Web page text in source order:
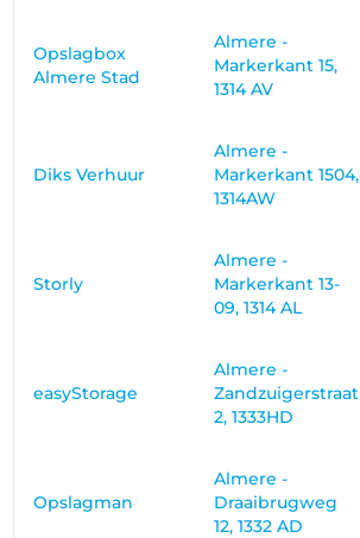
Opslagbox
Almere Stad
Almere -
Markerkant 15,
1314 AV
Diks Verhuur
Almere -
Markerkant 1504,
1314AW
Storly
Almere -
Markerkant 13-
09, 1314 AL
easyStorage
Almere -
Zandzuigerstraat
2, 1333HD
Opslagman
Almere -
Draaibrugweg
12, 1332 AD